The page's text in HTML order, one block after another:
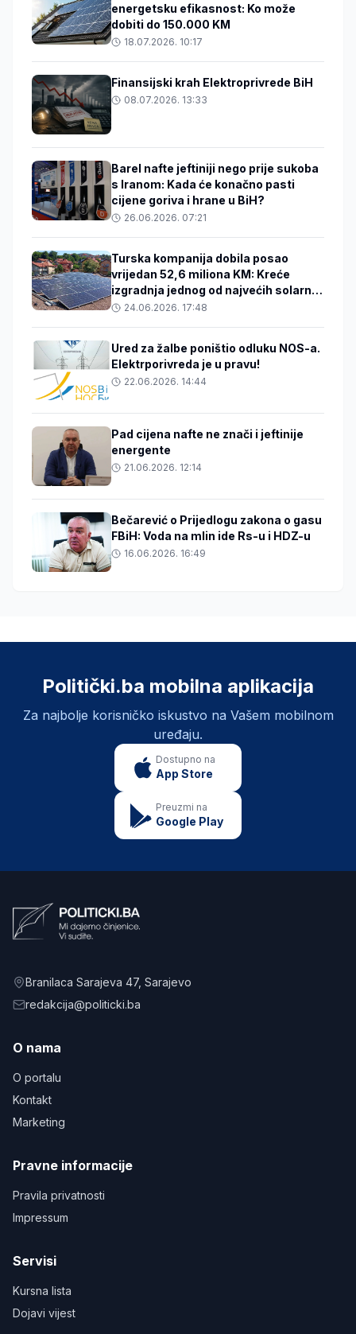
energetsku efikasnost: Ko može
dobiti do 150.000 KM
18.07.2026. 10:17
Finansijski krah Elektroprivrede BiH
08.07.2026. 13:33
Barel nafte jeftiniji nego prije sukoba
s Iranom: Kada će konačno pasti
cijene goriva i hrane u BiH?
26.06.2026. 07:21
Turska kompanija dobila posao
vrijedan 52,6 miliona KM: Kreće
izgradnja jednog od najvećih solarnih
projekata u BiH
24.06.2026. 17:48
Ured za žalbe poništio odluku NOS-a.
Elektrporivreda je u pravu!
22.06.2026. 14:44
Pad cijena nafte ne znači i jeftinije
energente
21.06.2026. 12:14
Bečarević o Prijedlogu zakona o gasu
FBiH: Voda na mlin ide Rs-u i HDZ-u
16.06.2026. 16:49
Politički.ba mobilna aplikacija
Za najbolje korisničko iskustvo na Vašem mobilnom
uređaju.
Dostupno na
App Store
Preuzmi na
Google Play
Branilaca Sarajeva 47, Sarajevo
redakcija@politicki.ba
O nama
O portalu
Kontakt
Marketing
Pravne informacije
Pravila privatnosti
Impressum
Servisi
Kursna lista
Dojavi vijest